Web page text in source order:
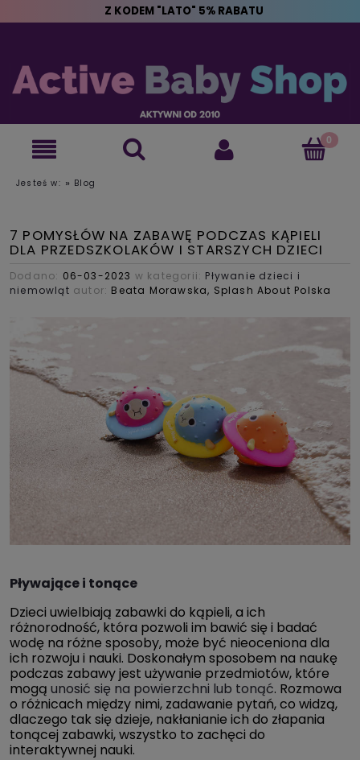
Z KODEM "LATO" 5% RABATU
Jesteś w: » Blog
7 POMYSŁÓW NA ZABAWĘ PODCZAS KĄPIELI
DLA PRZEDSZKOLAKÓW I STARSZYCH DZIECI
Dodano: 06-03-2023 w kategorii: Pływanie dzieci i
niemowląt autor: Beata Morawska, Splash About Polska
Pływające i tonące
Dzieci uwielbiają zabawki do kąpieli, a ich
różnorodność, która pozwoli im bawić się i badać
wodę na różne sposoby, może być nieoceniona dla
ich rozwoju i nauki. Doskonałym sposobem na naukę
podczas zabawy jest używanie przedmiotów, które
mogą unosić się na powierzchni lub tonąć. Rozmowa
o różnicach między nimi, zadawanie pytań, co widzą,
dlaczego tak się dzieje, nakłanianie ich do złapania
tonącej zabawki, wszystko to zachęci do
interaktywnej nauki.